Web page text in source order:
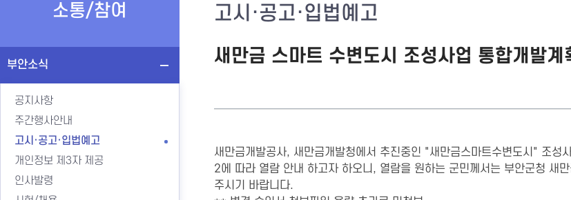
소통/참여
부안소식
공지사항
주간행사안내
고시·공고·입법예고
개인정보 제3자 제공
인사발령
고시·공고·입법예고
새만금 스마트 수변도시 조성사업 통합개발계
새만금개발공사, 새만금개발청에서 추진중인 "새만금스마트수변도시" 조
2에 따라 열람 안내 하고자 하오니, 열람을 원하는 군민께서는 부안군청
주시기 바랍니다.